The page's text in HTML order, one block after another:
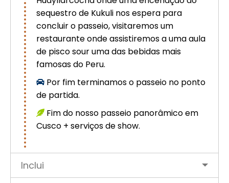
sequestro de Kukuli nos espera para
concluir o passeio, visitaremos um
restaurante onde assistiremos a uma aula
de pisco sour uma das bebidas mais
famosas do Peru.
Por fim terminamos o passeio no ponto
de partida.
Fim do nosso passeio panorâmico em
Cusco + serviços de show.
Inclui